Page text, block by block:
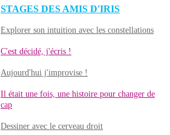
STAGES DES AMIS D'IRIS
Explorer son intuition avec les constellations
C'est décidé, j'écris !
Aujourd'hui j'improvise !
Il était une fois, une histoire pour changer de
cap
Dessiner avec le cerveau droit